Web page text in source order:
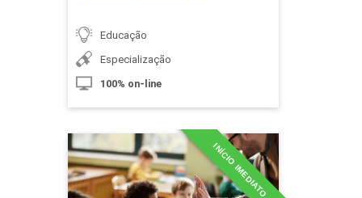
Corpo e Movimento
10h
Educação
Especialização
100% on-line
INÍCIO IMEDIATO
Especialização em
Docência na Educação
Infantil